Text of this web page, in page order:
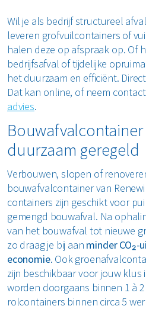
Wil je als bedrijf structureel
leveren grofvuilcontainers of
halen deze op afspraak op. Of
bedrijfsafval of tijdelijke
het duurzaam en efficiënt.
Dat kan online, of neem
advies.
Bouwafvalcontainer
duurzaam geregeld
Verbouwen, slopen of
bouwafvalcontainer van
containers zijn geschikt voor
gemengd bouwafval. Na
van het bouwafval tot nieuwe
zo draag je bij aan minder
economie. Ook
zijn beschikbaar voor jouw
worden doorgaans binnen 1 à
rolcontainers binnen circa 5